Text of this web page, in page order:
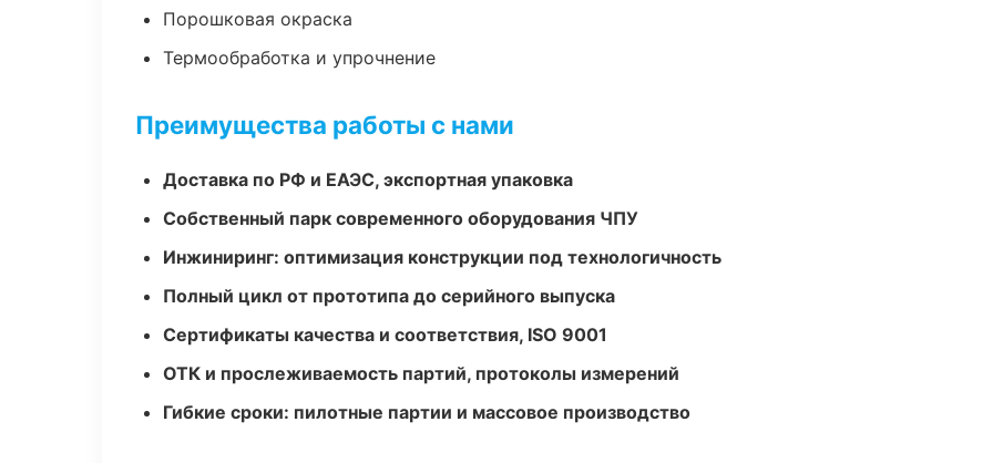
Порошковая окраска
Термообработка и упрочнение
Преимущества работы с нами
Доставка по РФ и ЕАЭС, экспортная упаковка
Собственный парк современного оборудования ЧПУ
Инжиниринг: оптимизация конструкции под технологичность
Полный цикл от прототипа до серийного выпуска
Сертификаты качества и соответствия, ISO 9001
ОТК и прослеживаемость партий, протоколы измерений
Гибкие сроки: пилотные партии и массовое производство